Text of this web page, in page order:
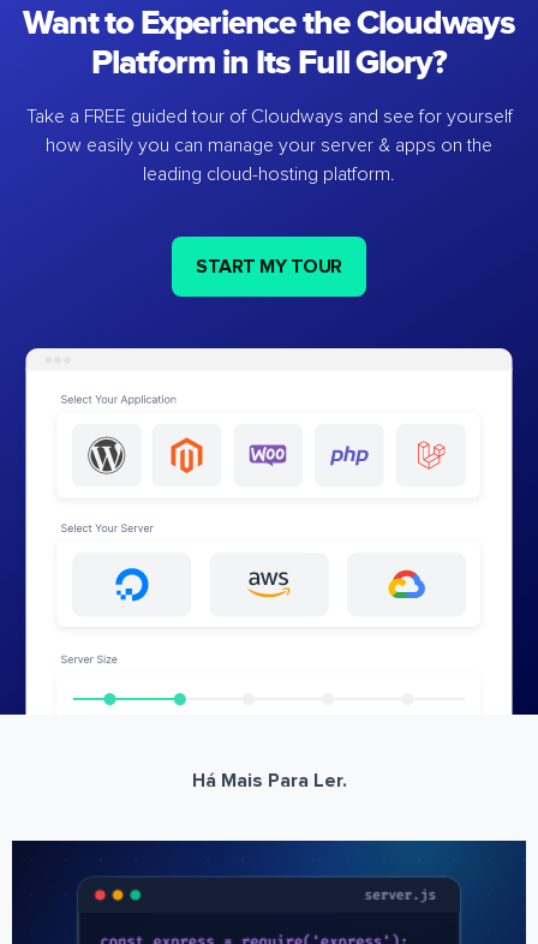
Want to Experience the Cloudways
Platform in Its Full Glory?
Take a FREE guided tour of Cloudways and see for yourself
how easily you can manage your server & apps on the
leading cloud-hosting platform.
START MY TOUR
Há Mais Para Ler.